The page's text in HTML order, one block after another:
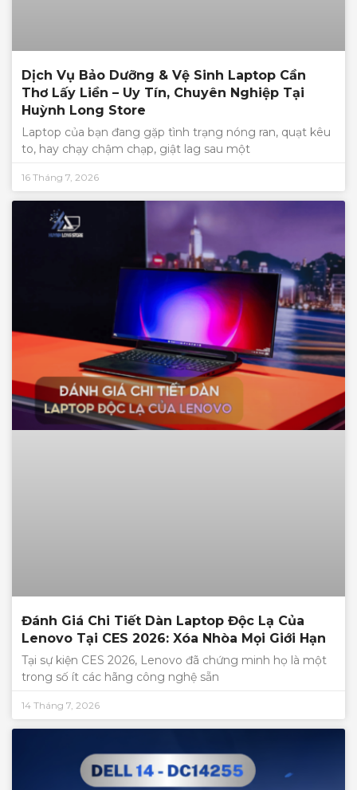
Dịch Vụ Bảo Dưỡng & Vệ Sinh Laptop Cần
Thơ Lấy Liền – Uy Tín, Chuyên Nghiệp Tại
Huỳnh Long Store
Laptop của bạn đang gặp tình trạng nóng ran, quạt kêu
to, hay chạy chậm chạp, giật lag sau một
16 Tháng 7, 2026
Đánh Giá Chi Tiết Dàn Laptop Độc Lạ Của
Lenovo Tại CES 2026: Xóa Nhòa Mọi Giới Hạn
Tại sự kiện CES 2026, Lenovo đã chứng minh họ là một
trong số ít các hãng công nghệ sẵn
14 Tháng 7, 2026